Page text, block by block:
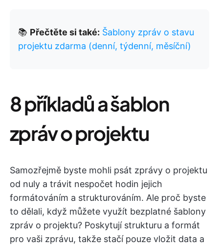
📚 Přečtěte si také: Šablony zpráv o stavu
projektu zdarma (denní, týdenní, měsíční)
8 příkladů a šablon
zpráv o projektu
Samozřejmě byste mohli psát zprávy o projektu
od nuly a trávit nespočet hodin jejich
formátováním a strukturováním. Ale proč byste
to dělali, když můžete využít bezplatné šablony
zpráv o projektu? Poskytují strukturu a formát
pro vaši zprávu, takže stačí pouze vložit data a